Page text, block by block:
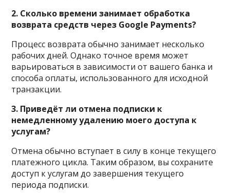
2. Сколько времени занимает обработка
возврата средств через Google Payments?
Процесс возврата обычно занимает несколько
рабочих дней. Однако точное время может
варьироваться в зависимости от вашего банка и
способа оплаты, использованного для исходной
транзакции.
3. Приведёт ли отмена подписки к
немедленному удалению моего доступа к
услугам?
Отмена обычно вступает в силу в конце текущего
платежного цикла. Таким образом, вы сохраните
доступ к услугам до завершения текущего
периода подписки.